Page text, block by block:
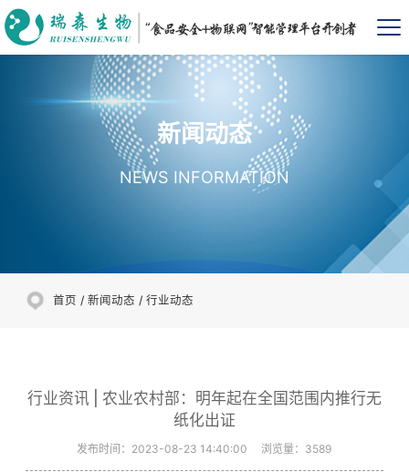
新闻动态
NEWS INFORMATION
首页 /新闻动态 /行业动态
行业资讯 | 农业农村部：明年起在全国范围内推行无
纸化出证
发布时间：2023-08-23 14:40:00 浏览量： 3589